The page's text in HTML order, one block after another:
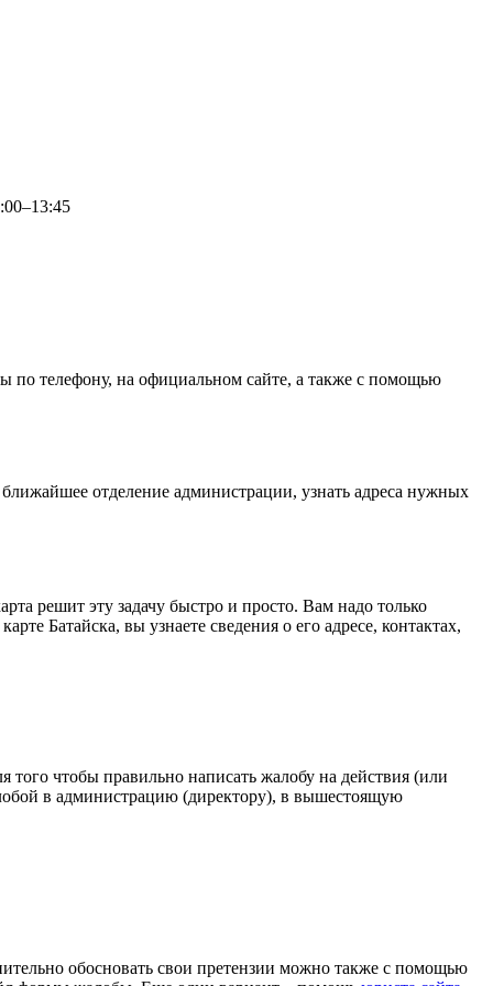
по телефону, на официальном сайте, а также с помощью
отделение администрации, узнать адреса нужных
решит эту задачу быстро и просто. Вам надо только
Батайска, вы узнаете сведения о его адресе, контактах,
того чтобы правильно написать жалобу на действия (или
в администрацию (директору), в вышестоящую
обосновать свои претензии можно также с помощью